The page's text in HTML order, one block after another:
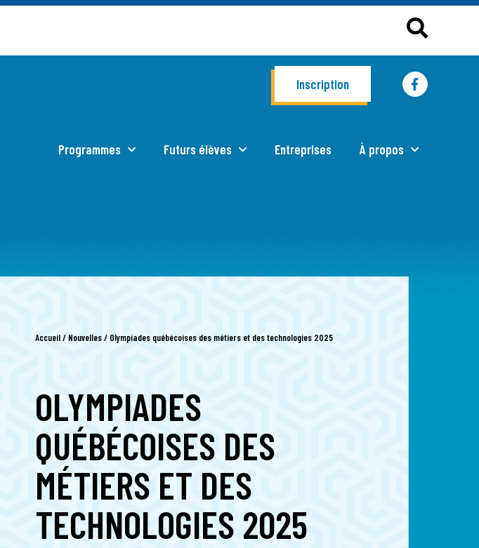
Inscription
Programmes Futurs élèves Entreprises À propos
Accueil/ Nouvelles/ Olympiades québécoises des métiers et des technologies 2025
OLYMPIADES
QUÉBÉCOISES DES
MÉTIERS ET DES
TECHNOLOGIES 2025